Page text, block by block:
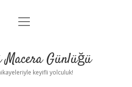
Anasayfa
Yasal Uyarı
menüyü
Macera Günlüğü
keyifli yolculuk!